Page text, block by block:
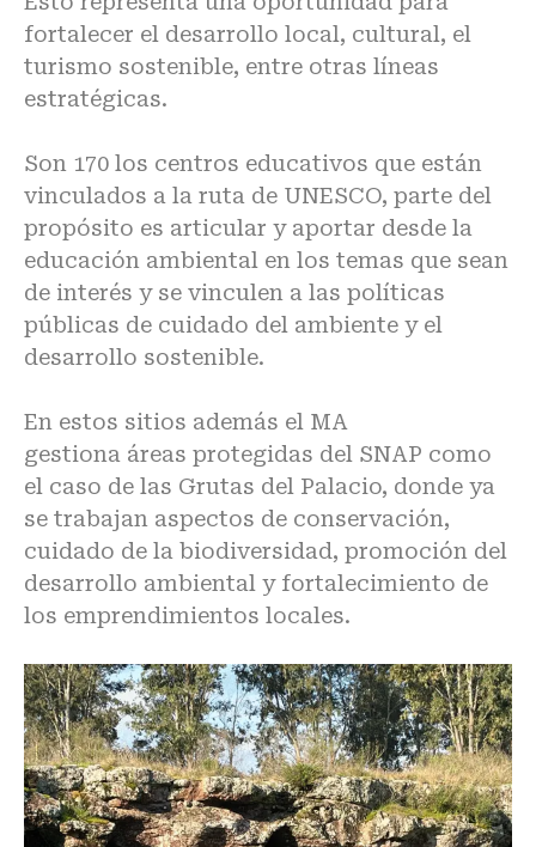
fortalecer el desarrollo local, cultural, el
turismo sostenible, entre otras líneas
estratégicas.
Son 170 los centros educativos que están
vinculados a la ruta de UNESCO, parte del
propósito es articular y aportar desde la
educación ambiental en los temas que sean
de interés y se vinculen a las políticas
públicas de cuidado del ambiente y el
desarrollo sostenible.
En estos sitios además el MA
gestiona áreas protegidas del SNAP como
el caso de las Grutas del Palacio, donde ya
se trabajan aspectos de conservación,
cuidado de la biodiversidad, promoción del
desarrollo ambiental y fortalecimiento de
los emprendimientos locales.